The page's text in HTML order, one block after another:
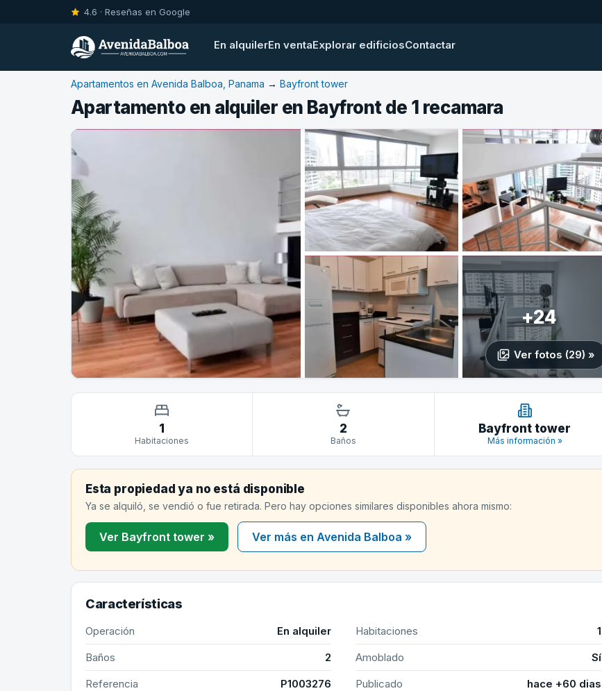
4.6 · Reseñas en Google
En alquilerEn ventaExplorar edificiosContactar
Apartamentos en Avenida Balboa, Panama → Bayfront tower
Apartamento en alquiler en Bayfront de 1 recamara
+24
Ver fotos (29) »
1
Habitaciones
2
Baños
Bayfront tower
Más información »
Esta propiedad ya no está disponible
Ya se alquiló, se vendió o fue retirada. Pero hay opciones similares disponibles ahora mismo:
Ver Bayfront tower » Ver más en Avenida Balboa »
Características
Operación En alquiler Habitaciones
1
Baños
2 Amoblado
Sí
Referencia
P1003276 Publicado hace +60 dias